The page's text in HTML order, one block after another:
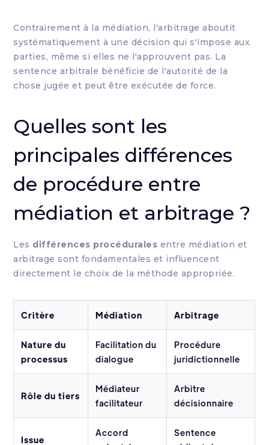
Contrairement à la médiation, l'arbitrage aboutit
systématiquement à une décision qui s'impose aux
parties, même si elles ne l'approuvent pas. La
sentence arbitrale bénéficie de l'autorité de la
chose jugée et peut être exécutée de force.
Quelles sont les
principales différences
de procédure entre
médiation et arbitrage ?
Les différences procédurales entre médiation et
arbitrage sont fondamentales et influencent
directement le choix de la méthode appropriée.
Critère Médiation Arbitrage
Nature du
processus
Facilitation du
dialogue
Procédure
juridictionnelle
Rôle du tiers
Médiateur
facilitateur
Arbitre
décisionnaire
Issue
Accord
Sentence